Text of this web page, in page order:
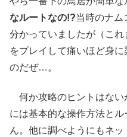
なルートなの!?当時のナム
分かっていましたが（これ
をプレイして痛いほど身
のだぜ…。
何か攻略のヒントはない
には基本的な操作方法と
ん。他に調べようにもネ